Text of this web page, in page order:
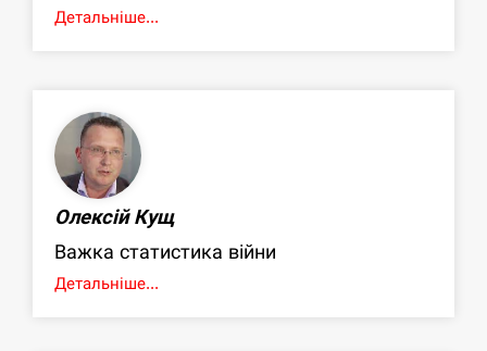
Детальніше...
Олексій Кущ
Важка статистика війни
Детальніше...